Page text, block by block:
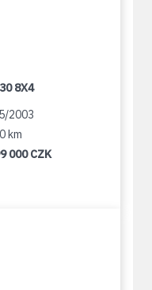
8X4
2003
km
000 CZK